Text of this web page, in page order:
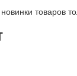
товаров